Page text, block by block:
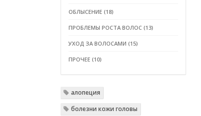
ОБЛЫСЕНИЕ (18)
ПРОБЛЕМЫ РОСТА ВОЛОС (13)
УХОД ЗА ВОЛОСАМИ (15)
ПРОЧЕЕ (10)
алопеция
болезни кожи головы